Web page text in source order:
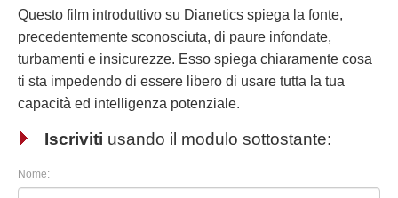
Questo film introduttivo su Dianetics spiega la fonte,
precedentemente sconosciuta, di paure infondate,
turbamenti e insicurezze. Esso spiega chiaramente cosa
ti sta impedendo di essere libero di usare tutta la tua
capacità ed intelligenza potenziale.
Iscriviti usando il modulo sottostante:
Nome: